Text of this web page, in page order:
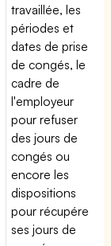
travaillée, les
périodes et
dates de prise
de congés, le
cadre de
l'employeur
pour refuser
des jours de
congés ou
encore les
dispositions
pour récupérer
ses jours de